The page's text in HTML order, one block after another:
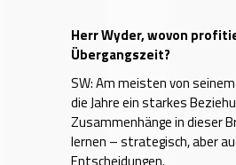
Herr Wyder, wovon
Übergangszeit?
SW: Am meisten von
die Jahre ein starkes
Zusammenhänge in dieser
lernen – strategisch, aber